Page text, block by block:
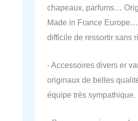
chapeaux, parfums…
Made in France
difficile de ressortir sans
- Accessoires divers er
originaux de belles
équipe très sympathique.